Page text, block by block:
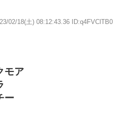
02/18(土) 08:12:43.36 ID:q4FVClTB0
モア
ー